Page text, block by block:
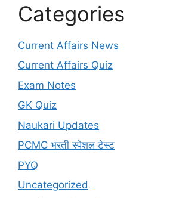
Categories
Current Affairs News
Current Affairs Quiz
Exam Notes
GK Quiz
Naukari Updates
PCMC भरती स्पेशल टेस्ट
PYQ
Uncategorized